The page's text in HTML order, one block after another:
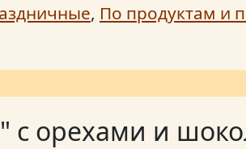
, По продуктам и
с орехами и